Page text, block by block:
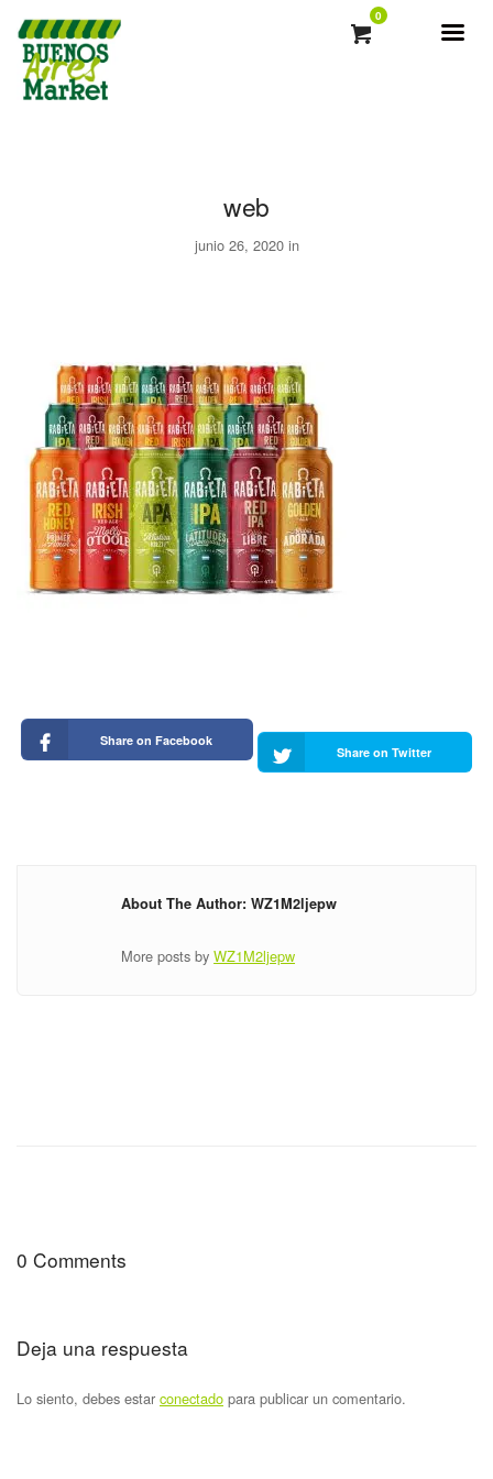
0
web
junio 26, 2020 in
Share on Facebook
Share on Twitter
About The Author: WZ1M2ljepw
More posts byWZ1M2ljepw
0 Comments
Deja una respuesta
Lo siento, debes estar conectado para publicar un comentario.